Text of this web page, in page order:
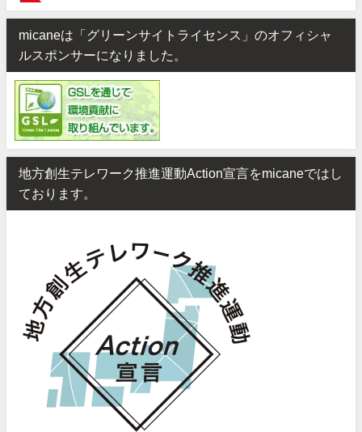
micaneは「グリーンサイトライセンス」のオフィシャ
ルスポンサーになりました。
地方創生テレワーク推進運動Action宣言をmicaneではし
ております。